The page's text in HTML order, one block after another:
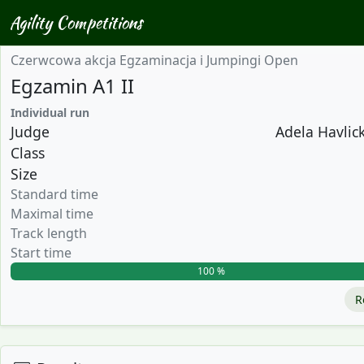
Agility Competitions
Czerwcowa akcja Egzaminacja i Jumpingi Open
Egzamin A1 II
Individual run
Judge
Adela
Class
Size
Standard time
Maximal time
Track length
Start time
100 %